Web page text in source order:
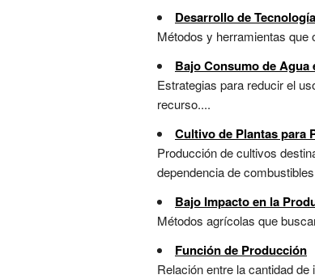
Desarrollo de
Métodos y herramientas que
Bajo Consumo de
Estrategias para reducir el
recurso....
Cultivo de Plantas para
Producción de cultivos
dependencia de
Bajo Impacto en la
Métodos agrícolas que
Función de Producción
Relación entre la cantidad